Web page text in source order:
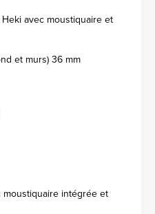
avec moustiquaire et
et murs) 36 mm
moustiquaire intégrée et